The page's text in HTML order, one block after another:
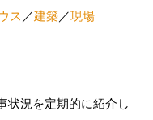
ス ／建築／現場
状況を定期的に紹介し